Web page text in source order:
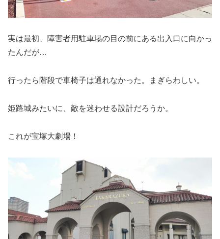
実は最初、障害者用駐車場の目の前にある出入口に向かっ
たんだが…
行ったら階段で車椅子は通れなかった。まぎらわしい。
姫路城みたいに、敵を迷わせる設計だろうか。
これが宝塚大劇場！